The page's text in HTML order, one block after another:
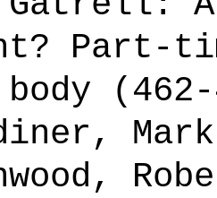
Part-